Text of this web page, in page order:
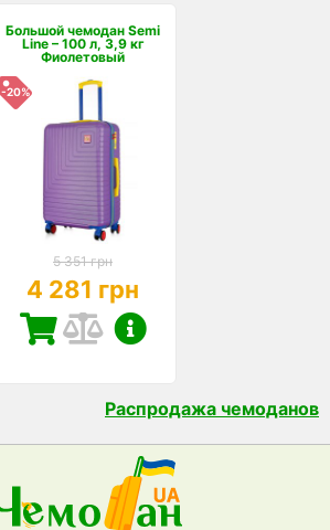
Большой чемодан Semi
Line – 100 л, 3,9 кг
Фиолетовый
-20%
5 351 грн
4 281 грн
Распродажа чемоданов